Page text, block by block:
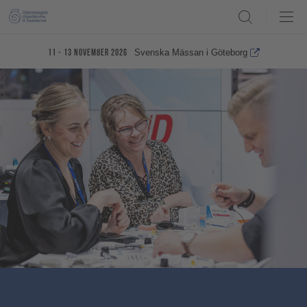
11 - 13 november 2026 Svenska Mässan i Göteborg
Search